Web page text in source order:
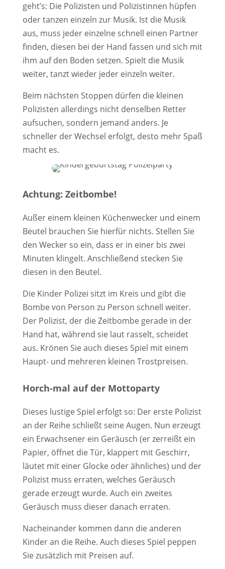
geht’s: Die Polizisten und Polizistinnen hüpfen
oder tanzen einzeln zur Musik. Ist die Musik
aus, muss jeder einzelne schnell einen Partner
finden, diesen bei der Hand fassen und sich mit
ihm auf den Boden setzen. Spielt die Musik
weiter, tanzt wieder jeder einzeln weiter.
Beim nächsten Stoppen dürfen die kleinen
Polizisten allerdings nicht denselben Retter
aufsuchen, sondern jemand anders. Je
schneller der Wechsel erfolgt, desto mehr Spaß
macht es.
Achtung: Zeitbombe!
Außer einem kleinen Küchenwecker und einem
Beutel brauchen Sie hierfür nichts. Stellen Sie
den Wecker so ein, dass er in einer bis zwei
Minuten klingelt. Anschließend stecken Sie
diesen in den Beutel.
Die Kinder Polizei sitzt im Kreis und gibt die
Bombe von Person zu Person schnell weiter.
Der Polizist, der die Zeitbombe gerade in der
Hand hat, während sie laut rasselt, scheidet
aus. Krönen Sie auch dieses Spiel mit einem
Haupt- und mehreren kleinen Trostpreisen.
Horch-mal auf der Mottoparty
Dieses lustige Spiel erfolgt so: Der erste Polizist
an der Reihe schließt seine Augen. Nun erzeugt
ein Erwachsener ein Geräusch (er zerreißt ein
Papier, öffnet die Tür, klappert mit Geschirr,
läutet mit einer Glocke oder ähnliches) und der
Polizist muss erraten, welches Geräusch
gerade erzeugt wurde. Auch ein zweites
Geräusch muss dieser danach erraten.
Nacheinander kommen dann die anderen
Kinder an die Reihe. Auch dieses Spiel peppen
Sie zusätzlich mit Preisen auf.